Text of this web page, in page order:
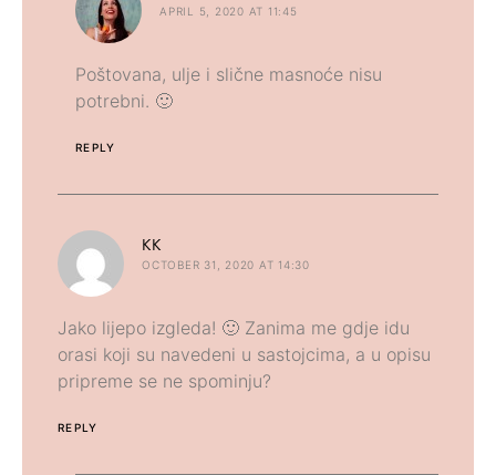
APRIL 5, 2020 AT 11:45
Poštovana, ulje i slične masnoće nisu
potrebni. 🙂
REPLY
KK
OCTOBER 31, 2020 AT 14:30
Jako lijepo izgleda! 🙂 Zanima me gdje idu
orasi koji su navedeni u sastojcima, a u opisu
pripreme se ne spominju?
REPLY